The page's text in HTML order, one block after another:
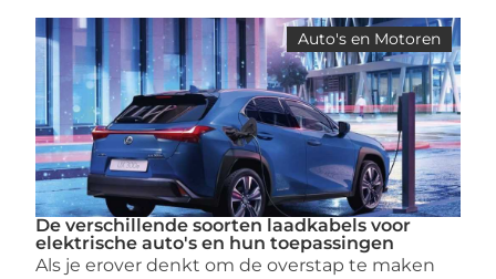
Auto's en Motoren
De verschillende soorten laadkabels voor
elektrische auto's en hun toepassingen
Als je erover denkt om de overstap te maken